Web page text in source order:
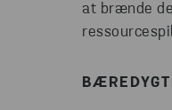
at brænde